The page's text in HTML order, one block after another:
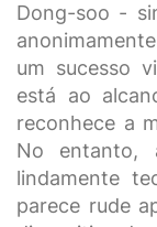
Dong-soo -
um sucesso
está ao
reconhece a
No entanto,
lindamente
parece rude